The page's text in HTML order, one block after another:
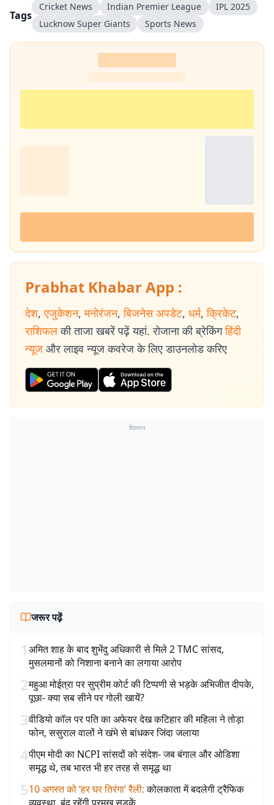
Tags
Cricket News Indian Premier League
IPL 2025
Lucknow Super Giants
Sports News
Prabhat Khabar App :
देश, एजुकेशन, मनोरंजन, बिजनेस अपडेट, धर्म, क्रिकेट,
राशिफल की ताजा खबरें पढ़ें यहां. रोजाना की ब्रेकिंग हिंदी
न्यूज और लाइव न्यूज कवरेज के लिए डाउनलोड करिए
विज्ञापन
जरूर पढ़ें
1अमित शाह के बाद शुभेंदु अधिकारी से मिले 2 TMC सांसद,
मुसलमानों को निशाना बनाने का लगाया आरोप
2महुआ मोईत्रा पर सुप्रीम कोर्ट की टिप्पणी से भड़के अभिजीत दीपके,
पूछा- क्या सब सीने पर गोली खायें?
3वीडियो कॉल पर पति का अफेयर देख कटिहार की महिला ने तोड़ा
फोन, ससुराल वालों ने खंभे से बांधकर जिंदा जलाया
4पीएम मोदी का NCPI सांसदों को संदेश- जब बंगाल और ओडिशा
समृद्ध थे, तब भारत भी हर तरह से समृद्ध था
510 अगस्त को ‘हर घर तिरंगा’ रैली: कोलकाता में बदलेगी ट्रैफिक